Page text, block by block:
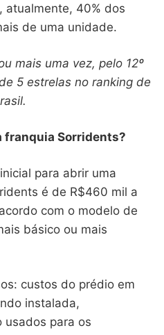
atualmente, 40% dos
de uma unidade.
mais uma vez, pelo 12º
5 estrelas no ranking de
franquia Sorridents?
para abrir uma
é de R$460 mil a
com o modelo de
básico ou mais
custos do prédio em
instalada,
usados para os